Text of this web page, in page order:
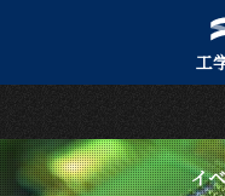
工
イ
日本語
トップページ
Top Page